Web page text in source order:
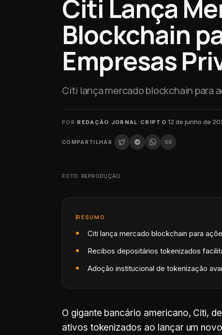
Citi Lança
Blockchain
Empresas
Citi lança mercado blockchain para
POR REDAÇÃO JORNAL CRIPTO·12 de junho de
COMPARTILHAR
FOTO: REPRODUÇÃO
RESUMO
Citi lança mercado blockchain para
Recibos depositários tokenizados
Adoção institucional de tokenização
O gigante bancário americano, Citi,
ativos tokenizados ao lançar um